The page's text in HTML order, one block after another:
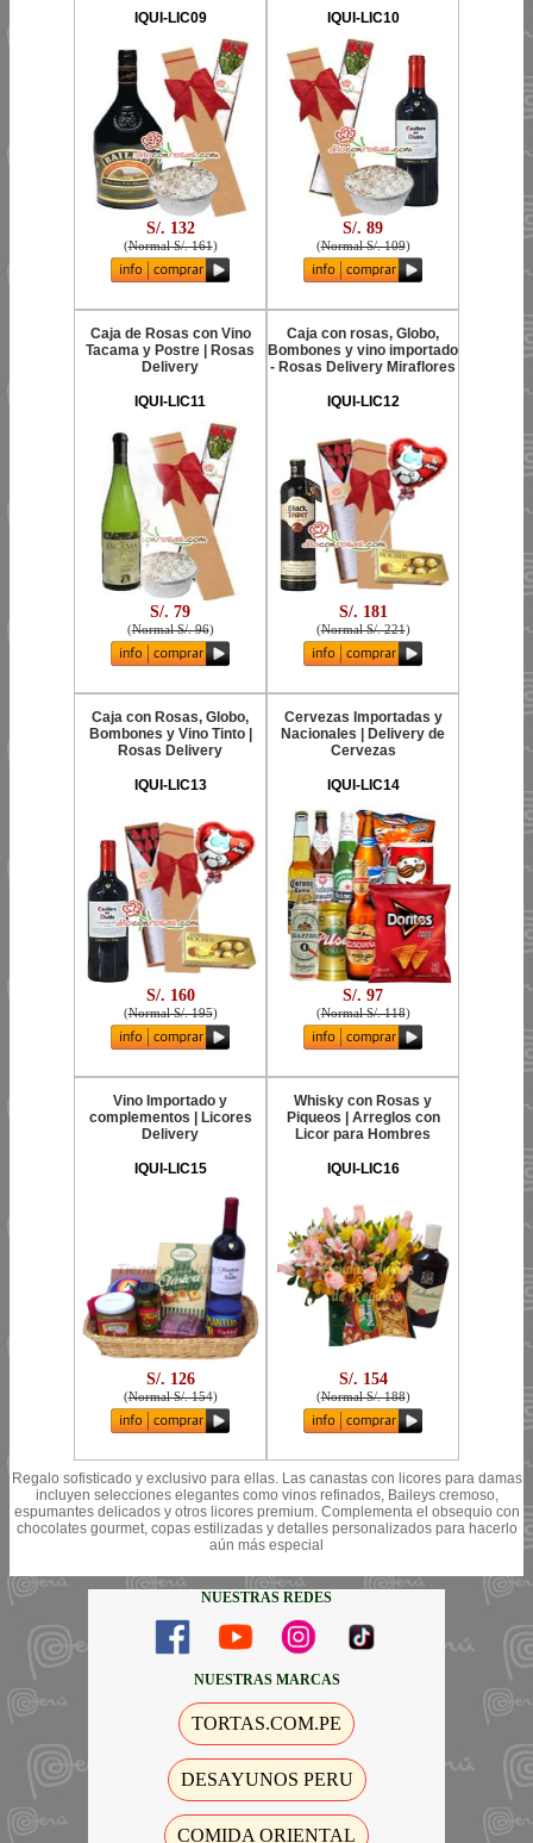
IQUI-LIC09
S/. 132
(Normal S/. 161)
IQUI-LIC10
S/. 89
(Normal S/. 109)
Caja de Rosas con Vino
Tacama y Postre | Rosas
Delivery
IQUI-LIC11
S/. 79
(Normal S/. 96)
Caja con rosas, Globo,
Bombones y vino importado
- Rosas Delivery Miraflores
IQUI-LIC12
S/. 181
(Normal S/. 221)
Caja con Rosas, Globo,
Bombones y Vino Tinto |
Rosas Delivery
IQUI-LIC13
S/. 160
(Normal S/. 195)
Cervezas Importadas y
Nacionales | Delivery de
Cervezas
IQUI-LIC14
S/. 97
(Normal S/. 118)
Vino Importado y
complementos | Licores
Delivery
IQUI-LIC15
S/. 126
(Normal S/. 154)
Whisky con Rosas y
Piqueos | Arreglos con
Licor para Hombres
IQUI-LIC16
S/. 154
(Normal S/. 188)
Regalo sofisticado y exclusivo para ellas. Las canastas con licores para damas
incluyen selecciones elegantes como vinos refinados, Baileys cremoso,
espumantes delicados y otros licores premium. Complementa el obsequio con
chocolates gourmet, copas estilizadas y detalles personalizados para hacerlo
aún más especial
NUESTRAS REDES
NUESTRAS MARCAS
TORTAS.COM.PE
DESAYUNOS PERU
COMIDA ORIENTAL